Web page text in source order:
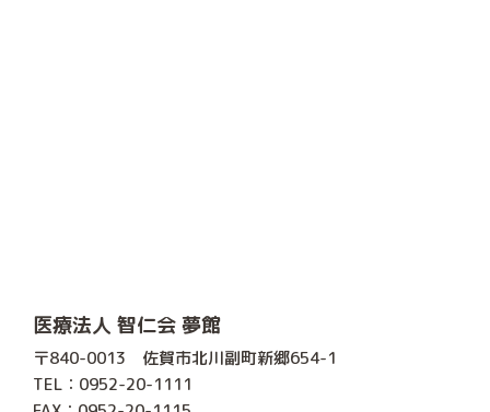
医療法人 智仁会 夢館
〒840-0013 佐賀市北川副町新郷654-1
TEL：0952-20-1111